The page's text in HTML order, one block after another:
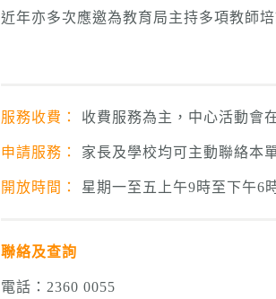
近年亦多次應邀為教育局主持多項教師培
服務收費： 收費服務為主，中心活動會
申請服務： 家長及學校均可主動聯絡本
開放時間： 星期一至五上午9時至下午6
聯絡及查詢
電話：2360 0055